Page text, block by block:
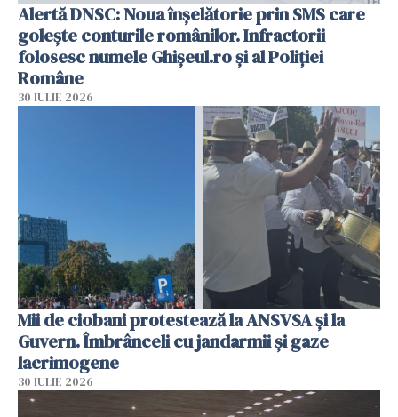
Alertă DNSC: Noua înșelătorie prin SMS care
golește conturile românilor. Infractorii
folosesc numele Ghișeul.ro și al Poliției
Române
30 IULIE 2026
Mii de ciobani protestează la ANSVSA și la
Guvern. Îmbrânceli cu jandarmii și gaze
lacrimogene
30 IULIE 2026